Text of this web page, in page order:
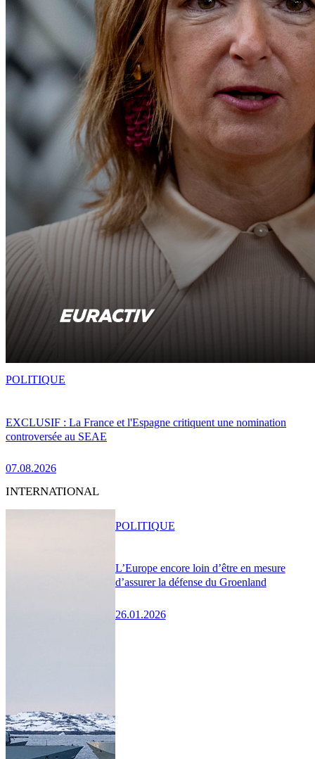
EXCLUSIF : La France et l'Espagne critiquent une nomination
controversée au SEAE
07.08.2026
POLITIQUE
INTERNATIONAL
L’Europe encore loin d’être en mesure
d’assurer la défense du Groenland
26.01.2026
POLITIQUE